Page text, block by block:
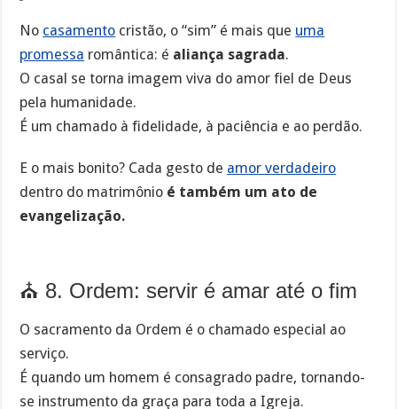
No casamento cristão, o “sim” é mais que uma
promessa romântica: é aliança sagrada.
O casal se torna imagem viva do amor fiel de Deus
pela humanidade.
É um chamado à fidelidade, à paciência e ao perdão.
E o mais bonito? Cada gesto de amor verdadeiro
dentro do matrimônio é também um ato de
evangelização.
⛪ 8. Ordem: servir é amar até o fim
O sacramento da Ordem é o chamado especial ao
serviço.
É quando um homem é consagrado padre, tornando-
se instrumento da graça para toda a Igreja.